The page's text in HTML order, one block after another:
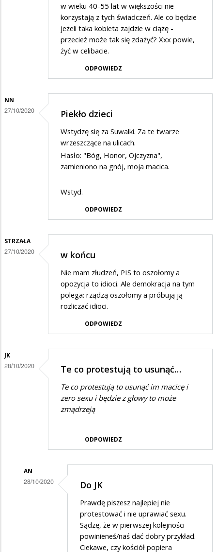
w wieku 40-55 lat w większości nie
korzystają z tych świadczeń. Ale co będzie
jeżeli taka kobieta zajdzie w ciążę -
przecież może tak się zdażyć? Xxx powie,
żyć w celibacie.
ODPOWIEDZ
NN
27/10/2020 Piekło dzieci
Wstydzę się za Suwalki. Za te twarze
wrzeszczące na ulicach.
Hasło: "Bóg, Honor, Ojczyzna",
zamieniono na gnój, moja macica.
Wstyd.
ODPOWIEDZ
STRZAŁA
27/10/2020 w końcu
Nie mam złudzeń, PIS to oszołomy a
opozycja to idioci. Ale demokracja na tym
polega: rządzą oszołomy a próbują ją
rozliczać idioci.
ODPOWIEDZ
JK
28/10/2020 Te co protestują to usunąć…
Te co protestują to usunąć im macicę i
zero sexu i będzie z głowy to może
zmądrzeją
ODPOWIEDZ
AN
28/10/2020 Do JK
Prawdę piszesz najlepiej nie
protestować i nie uprawiać sexu.
Sądzę, że w pierwszej kolejności
powinieneś/naś dać dobry przykład.
Ciekawe, czy kościół popiera